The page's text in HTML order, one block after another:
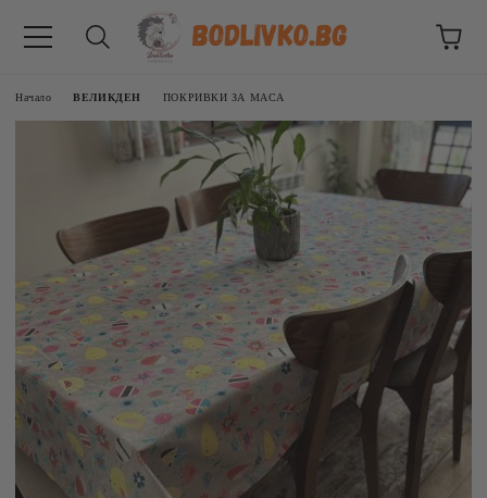
Начало ВЕЛИКДЕН ПОКРИВКИ ЗА МАСА